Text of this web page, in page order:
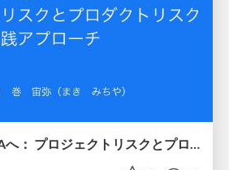
不確実性に強いQAへ： プロジェクトリスクとプロダクトリスクを見極める実践アプローチ #SQiP2025